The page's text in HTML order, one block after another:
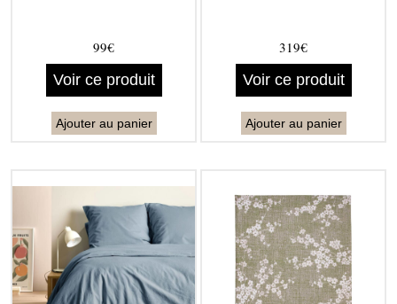
99€
Voir ce produit
Ajouter au panier
319€
Voir ce produit
Ajouter au panier